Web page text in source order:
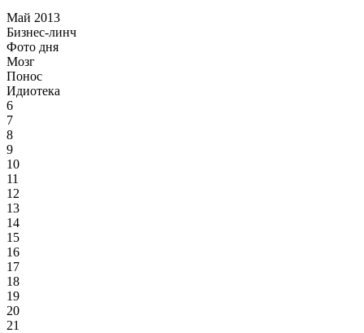
Май 2013
Бизнес-линч
Фото дня
Мозг
Понос
Идиотека
6
7
8
9
10
11
12
13
14
15
16
17
18
19
20
21